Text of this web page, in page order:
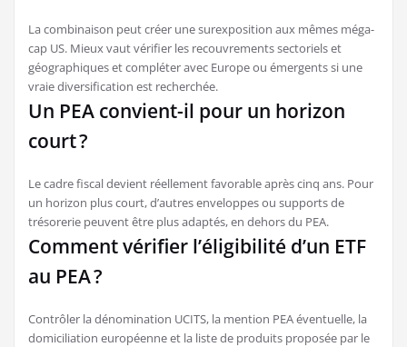
La combinaison peut créer une surexposition aux mêmes méga-
cap US. Mieux vaut vérifier les recouvrements sectoriels et
géographiques et compléter avec Europe ou émergents si une
vraie diversification est recherchée.
Un PEA convient-il pour un horizon
court ?
Le cadre fiscal devient réellement favorable après cinq ans. Pour
un horizon plus court, d’autres enveloppes ou supports de
trésorerie peuvent être plus adaptés, en dehors du PEA.
Comment vérifier l’éligibilité d’un ETF
au PEA ?
Contrôler la dénomination UCITS, la mention PEA éventuelle, la
domiciliation européenne et la liste de produits proposée par le